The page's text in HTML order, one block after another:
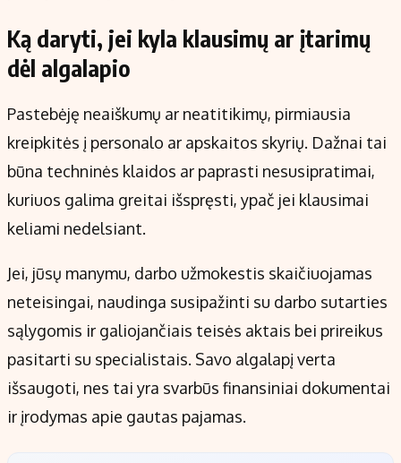
Ką daryti, jei kyla klausimų ar įtarimų
dėl algalapio
Pastebėję neaiškumų ar neatitikimų, pirmiausia
kreipkitės į personalo ar apskaitos skyrių. Dažnai tai
būna techninės klaidos ar paprasti nesusipratimai,
kuriuos galima greitai išspręsti, ypač jei klausimai
keliami nedelsiant.
Jei, jūsų manymu, darbo užmokestis skaičiuojamas
neteisingai, naudinga susipažinti su darbo sutarties
sąlygomis ir galiojančiais teisės aktais bei prireikus
pasitarti su specialistais. Savo algalapį verta
išsaugoti, nes tai yra svarbūs finansiniai dokumentai
ir įrodymas apie gautas pajamas.